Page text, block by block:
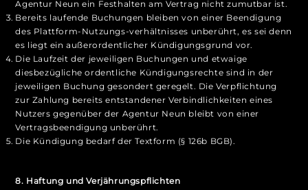
Agentur Neun ein Festhalten am Vertrag nicht zumutbar ist.
Bereits laufende Buchungen bleiben von einer Beendigung
des Plattform-Nutzungs-verhältnisses unberührt, es sei denn
es liegt ein außerordentlicher Kündigungsgrund vor.
Die Laufzeit der jeweiligen Buchungen und etwaige
diesbezügliche ordentliche Kündigungsrechte sind in der
jeweiligen Buchung gesondert geregelt. Die Verpflichtung
zur Zahlung bereits entstandener Verbindlichkeiten eines
Nutzers gegenüber der Agentur Neun bleibt von einer
Vertragsbeendigung unberührt.
Die Kündigung bedarf der Textform (§ 126b BGB).
8. Haftung und Verjährungspflichten